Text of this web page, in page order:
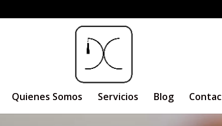
Quienes Somos Servicios Blog